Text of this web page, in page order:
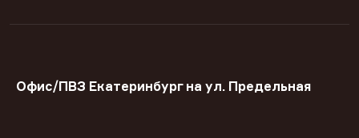
Офис/ПВЗ Екатеринбург на ул. Предельная